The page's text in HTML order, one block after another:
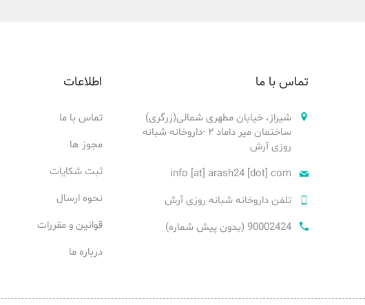
تماس با ما
شیراز، خیابان مطهری شمالی(زرگری)
ساختمان میر داماد ۲ -داروخانه شبانه
روزی آرش
info [at] arash24 [dot] com
تلفن داروخانه شبانه روزی آرش
90002424 (بدون پیش شماره)
اطلاعات
تماس با ما
مجوز ها
ثبت شکایات
نحوه ارسال
قوانین و مقررات
درباره ما